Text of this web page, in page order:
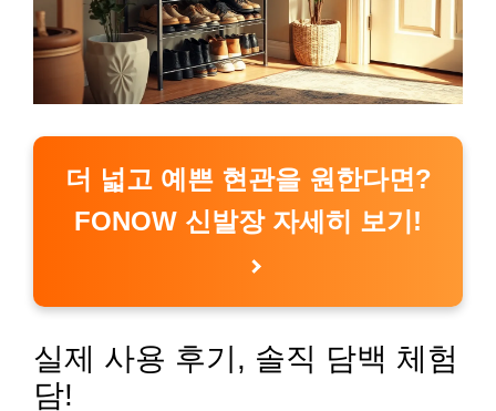
더 넓고 예쁜 현관을 원한다면?
FONOW 신발장 자세히 보기!
실제 사용 후기, 솔직 담백 체험
담!